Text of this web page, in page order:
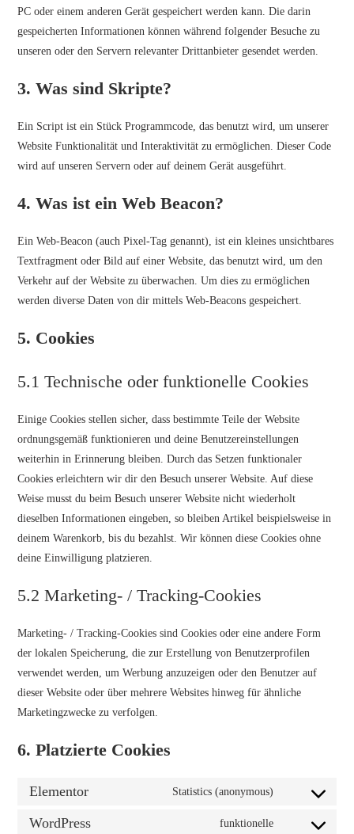
PC oder einem anderen Gerät gespeichert werden kann. Die darin
gespeicherten Informationen können während folgender Besuche zu
unseren oder den Servern relevanter Drittanbieter gesendet werden.
3. Was sind Skripte?
Ein Script ist ein Stück Programmcode, das benutzt wird, um unserer
Website Funktionalität und Interaktivität zu ermöglichen. Dieser Code
wird auf unseren Servern oder auf deinem Gerät ausgeführt.
4. Was ist ein Web Beacon?
Ein Web-Beacon (auch Pixel-Tag genannt), ist ein kleines unsichtbares
Textfragment oder Bild auf einer Website, das benutzt wird, um den
Verkehr auf der Website zu überwachen. Um dies zu ermöglichen
werden diverse Daten von dir mittels Web-Beacons gespeichert.
5. Cookies
5.1 Technische oder funktionelle Cookies
Einige Cookies stellen sicher, dass bestimmte Teile der Website
ordnungsgemäß funktionieren und deine Benutzereinstellungen
weiterhin in Erinnerung bleiben. Durch das Setzen funktionaler
Cookies erleichtern wir dir den Besuch unserer Website. Auf diese
Weise musst du beim Besuch unserer Website nicht wiederholt
dieselben Informationen eingeben, so bleiben Artikel beispielsweise in
deinem Warenkorb, bis du bezahlst. Wir können diese Cookies ohne
deine Einwilligung platzieren.
5.2 Marketing- / Tracking-Cookies
Marketing- / Tracking-Cookies sind Cookies oder eine andere Form
der lokalen Speicherung, die zur Erstellung von Benutzerprofilen
verwendet werden, um Werbung anzuzeigen oder den Benutzer auf
dieser Website oder über mehrere Websites hinweg für ähnliche
Marketingzwecke zu verfolgen.
6. Platzierte Cookies
Elementor Statistics (anonymous)
WordPress funktionelle